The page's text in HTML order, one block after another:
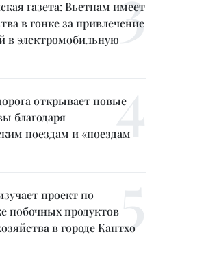
газета: Вьетнам имеет
в гонке за привлечение
в электромобильную
открывает новые
благодаря
поездам и «поездам
проект по
побочных продуктов
в городе Кантхо